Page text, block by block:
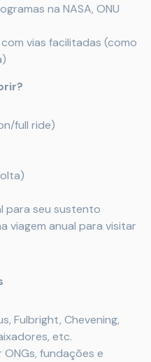
na NASA, ONU
vias facilitadas (como
full ride)
para seu sustento
viagem anual para visitar
Fulbright, Chevening,
etc.
fundações e